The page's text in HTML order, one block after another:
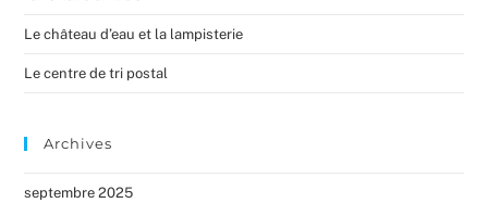
Le château d’eau et la lampisterie
Le centre de tri postal
Archives
septembre 2025